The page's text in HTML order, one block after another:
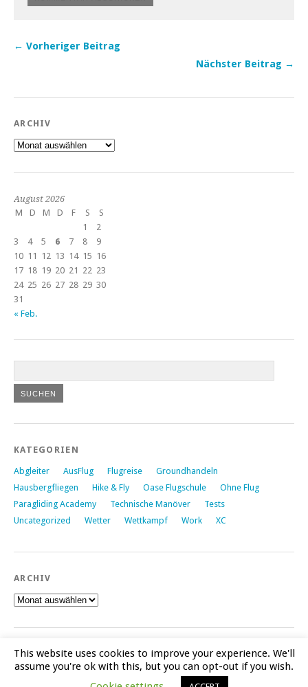
← Vorheriger Beitrag
Nächster Beitrag →
ARCHIV
Archiv
August 2026
M
D M D F S
S
1
2
3
4 5 6 7 8
9
10 11 12 13 14 15 16
17 18 19 20 21 22 23
24 25 26 27 28 29 30
31
« Feb.
KATEGORIEN
Abgleiter AusFlug Flugreise
Groundhandeln
Hausbergfliegen
Hike & Fly Oase Flugschule
Ohne Flug
Paragliding Academy
Technische Manöver
Tests
Uncategorized
Wetter Wettkampf Work XC
ARCHIV
Archiv
Theme: Yoko vonElmastudio
This website uses cookies to improve your experience. We'll
assume you're ok with this, but you can opt-out if you wish.